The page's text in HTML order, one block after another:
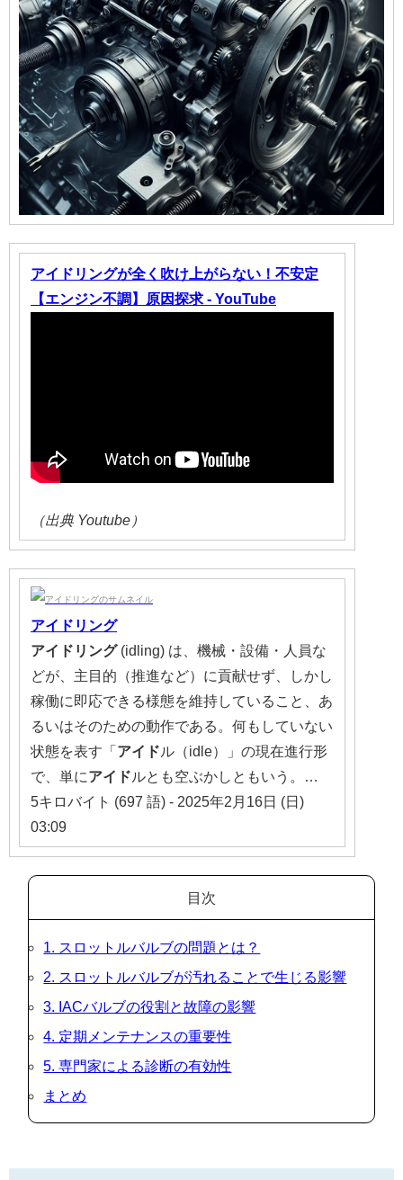
アイドリングが全く吹け上がらない！不安定
【エンジン不調】原因探求 - YouTube
（出典 Youtube）
アイドリング
アイドリング(idling) は、機械・設備・人員な
どが、主目的（推進など）に貢献せず、しかし
稼働に即応できる様態を維持していること、あ
るいはそのための動作である。何もしていない
状態を表す「 アイド ル（idle）」の現在進行形
で、単にアイド ルとも空ぶかしともいう。…
5キロバイト (697 語) - 2025年2月16日 (日)
03:09
目次
1. スロットルバルブの問題とは？
2. スロットルバルブが汚れることで生じる影響
3. IACバルブの役割と故障の影響
4. 定期メンテナンスの重要性
5. 専門家による診断の有効性
まとめ